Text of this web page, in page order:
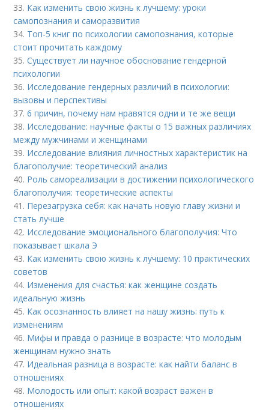
33. Как изменить свою жизнь к лучшему: уроки
самопознания и саморазвития
34. Топ-5 книг по психологии самопознания, которые
стоит прочитать каждому
35.Существует ли научное обоснование гендерной
психологии
36. Исследование гендерных различий в психологии:
вызовы и перспективы
37.6 причин, почему нам нравятся одни и те же вещи
38. Исследование: научные факты о 15 важных различиях
между мужчинами и женщинами
39. Исследование влияния личностных характеристик на
благополучие: теоретический анализ
40. Роль самореализации в достижении психологического
благополучия: теоретические аспекты
41. Перезагрузка себя: как начать новую главу жизни и
стать лучше
42. Исследование эмоционального благополучия: Что
показывает шкала Э
43. Как изменить свою жизнь к лучшему: 10 практических
советов
44. Изменения для счастья: как женщине создать
идеальную жизнь
45. Как осознанность влияет на нашу жизнь: путь к
изменениям
46. Мифы и правда о разнице в возрасте: что молодым
женщинам нужно знать
47. Идеальная разница в возрасте: как найти баланс в
отношениях
48. Молодость или опыт: какой возраст важен в
отношениях